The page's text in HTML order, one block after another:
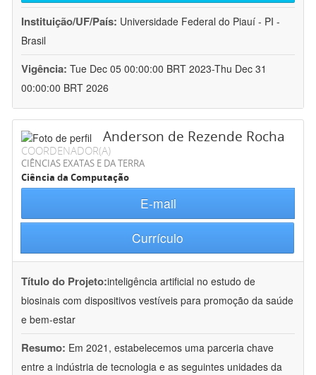
Instituição/UF/País: Universidade Federal do Piauí - PI -
Brasil
Vigência: Tue Dec 05 00:00:00 BRT 2023-Thu Dec 31
00:00:00 BRT 2026
Anderson de Rezende Rocha
COORDENADOR(A)
CIÊNCIAS EXATAS E DA TERRA
Ciência da Computação
E-mail
Currículo
Título do Projeto:inteligência artificial no estudo de
biosinais com dispositivos vestíveis para promoção da saúde
e bem-estar
Resumo: Em 2021, estabelecemos uma parceria chave
entre a indústria de tecnologia e as seguintes unidades da